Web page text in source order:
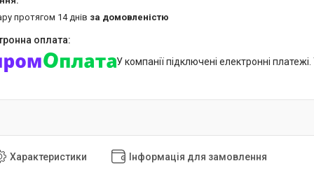
протягом 14 днів за домовленістю
У компанії підключені електронні
Характеристики Інформація для замовлення